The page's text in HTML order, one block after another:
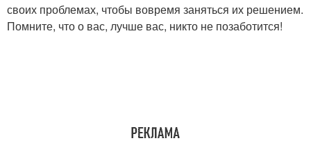
своих проблемах, чтобы вовремя заняться их решением.
Помните, что о вас, лучше вас, никто не позаботится!